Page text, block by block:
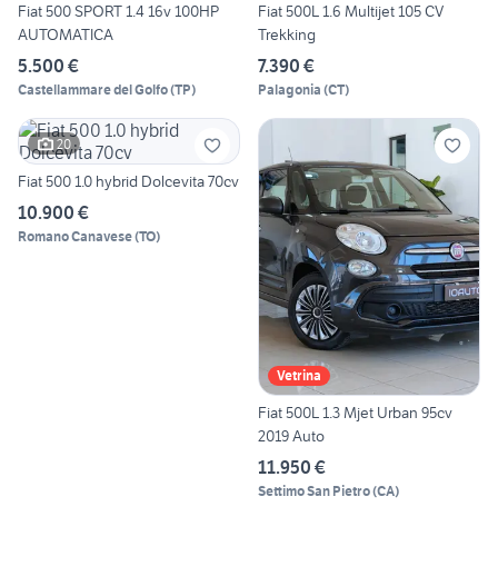
Fiat 500 SPORT 1.4 16v 100HP
AUTOMATICA
5.500 €
Castellammare del Golfo(TP)
Fiat 500L 1.6 Multijet 105 CV
Trekking
7.390 €
Palagonia (CT)
20
Fiat 500 1.0 hybrid Dolcevita 70cv
10.900 €
Romano Canavese(TO)
Vetrina
Fiat 500L 1.3 Mjet Urban 95cv
2019 Auto
11.950 €
Settimo San Pietro(CA)